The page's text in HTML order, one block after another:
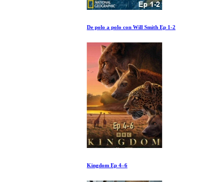
De polo a polo con Will Smith Ep 1-2